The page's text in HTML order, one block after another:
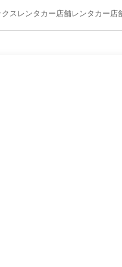
スレンタカー店舗レンタカー店